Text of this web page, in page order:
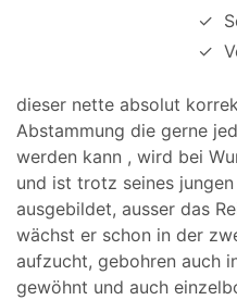
✓
✓
dieser nette absolut
Abstammung die gerne
werden kann , wird bei
und ist trotz seines
ausgebildet, ausser das
wächst er schon in der
aufzucht, gebohren auch
gewöhnt und auch